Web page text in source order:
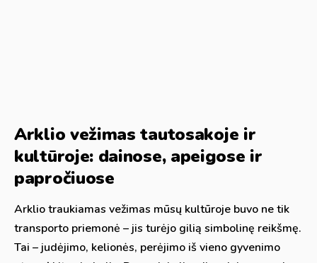
Arklio vežimas tautosakoje ir
kultūroje: dainose, apeigose ir
papročiuose
Arklio traukiamas vežimas mūsų kultūroje buvo ne tik
transporto priemonė – jis turėjo gilią simbolinę reikšmę.
Tai – judėjimo, kelionės, perėjimo iš vieno gyvenimo